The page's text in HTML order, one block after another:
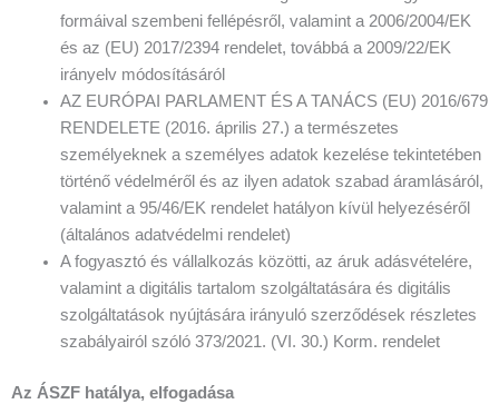
formáival szembeni fellépésről, valamint a 2006/2004/EK
és az (EU) 2017/2394 rendelet, továbbá a 2009/22/EK
irányelv módosításáról
AZ EURÓPAI PARLAMENT ÉS A TANÁCS (EU) 2016/679
RENDELETE (2016. április 27.) a természetes
személyeknek a személyes adatok kezelése tekintetében
történő védelméről és az ilyen adatok szabad áramlásáról,
valamint a 95/46/EK rendelet hatályon kívül helyezéséről
(általános adatvédelmi rendelet)
A fogyasztó és vállalkozás közötti, az áruk adásvételére,
valamint a digitális tartalom szolgáltatására és digitális
szolgáltatások nyújtására irányuló szerződések részletes
szabályairól szóló 373/2021. (VI. 30.) Korm. rendelet
Az ÁSZF hatálya, elfogadása